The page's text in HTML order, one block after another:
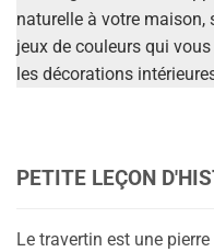
naturelle à votre
jeux de couleurs qui
les décorations
PETITE LEÇON
Le travertin est une